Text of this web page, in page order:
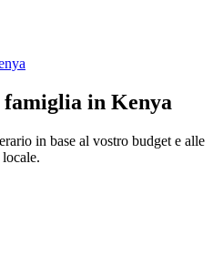
in Kenya
in base al vostro budget e alle